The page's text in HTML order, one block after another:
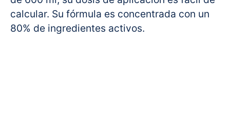
calcular. Su fórmula es concentrada con un
80% de ingredientes activos.